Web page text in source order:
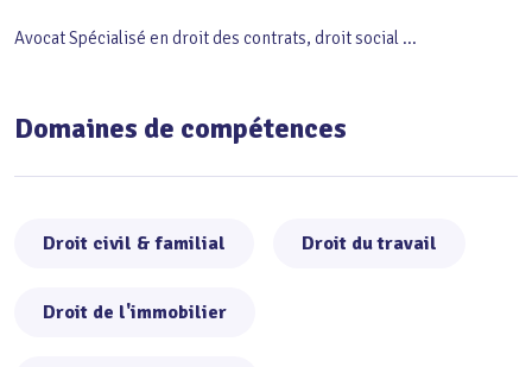
Avocat Spécialisé en droit des contrats, droit social ...
Domaines de compétences
Droit civil & familial Droit du travail
Droit de l'immobilier